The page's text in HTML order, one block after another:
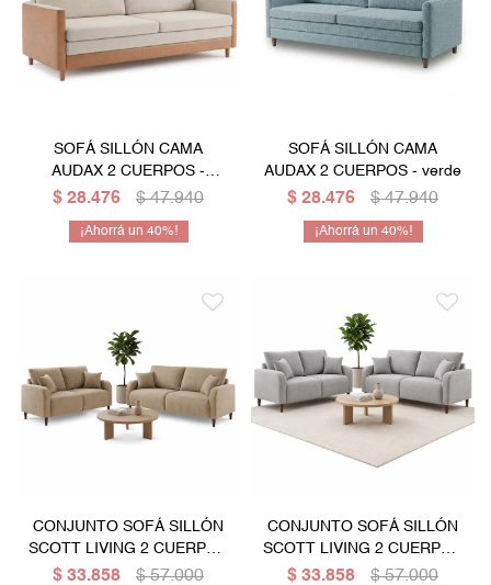
SOFÁ SILLÓN CAMA
AUDAX 2 CUERPOS -
BEIGE
$ 28.476 $ 47.940
40
SOFÁ SILLÓN CAMA
AUDAX 2 CUERPOS - verde
$ 28.476 $ 47.940
40
CONJUNTO SOFÁ SILLÓN
SCOTT LIVING 2 CUERPOS
+ 3 CUERPOS - BEIGE
$ 33.858 $ 57.000
CONJUNTO SOFÁ SILLÓN
SCOTT LIVING 2 CUERPOS
+ 3 CUERPOS - GRIS
$ 33.858 $ 57.000